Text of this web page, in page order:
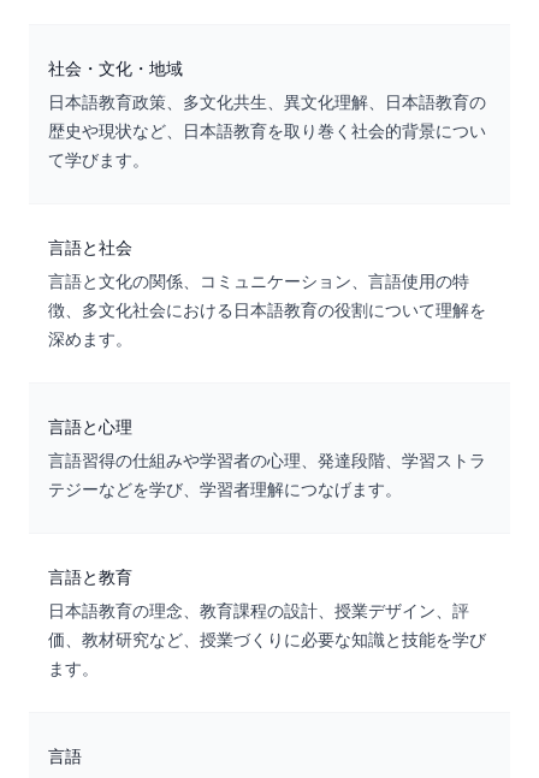
社会・文化・地域
日本語教育政策、多文化共生、異文化理解、日本語教育の
歴史や現状など、日本語教育を取り巻く社会的背景につい
て学びます。
言語と社会
言語と文化の関係、コミュニケーション、言語使用の特
徴、多文化社会における日本語教育の役割について理解を
深めます。
言語と心理
言語習得の仕組みや学習者の心理、発達段階、学習ストラ
テジーなどを学び、学習者理解につなげます。
言語と教育
日本語教育の理念、教育課程の設計、授業デザイン、評
価、教材研究など、授業づくりに必要な知識と技能を学び
ます。
言語